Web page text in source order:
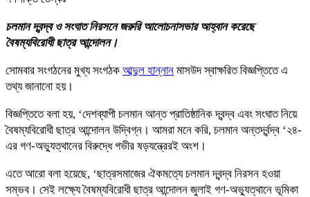
চলমান দ্বন্দ্ব ও সংঘাত নিরসনে জরুরি আলোচনাসভার আহ্বান করেছে
বৈষম্যবিরোধী ছাত্র আন্দোলন।
সোমবার সংগঠনের মুখ্য সংগঠক আব্দুল হান্নান মাসউদ স্বাক্ষরিত বিজ্ঞপ্তিতে এ
তথ্য জানানো হয়।
বিজ্ঞপ্তিতে বলা হয়, ‘দেশব্যাপী চলমান আন্ত প্রাতিষ্ঠানিক দ্বন্দ্ব এবং সংঘাত নিয়ে
বৈষম্যবিরোধী ছাত্র আন্দোলন উদ্বিগ্ন। আমরা মনে করি, চলমান অন্তর্দ্বন্দ্ব ‘২৪-
এর গণ-অভ্যুত্থানের বিরুদ্ধে গভীর ষড়যন্ত্রেরই অংশ।
এতে আরো বলা হয়েছে, ‘ছাত্রসমাজের ঐকমত্যে চলমান দ্বন্দ্ব নিরসন হওয়া
সম্ভব। সেই লক্ষ্যে বৈষম্যবিরোধী ছাত্র আন্দোলন জুলাই গণ-অভ্যুত্থানে ভূমিকা